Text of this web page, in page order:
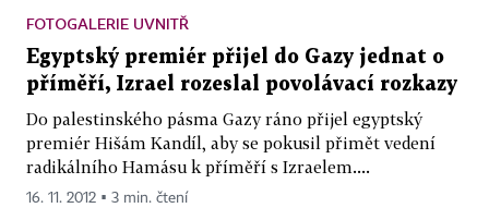
FOTOGALERIE UVNITŘ
Egyptský premiér přijel do Gazy jednat o
příměří, Izrael rozeslal povolávací rozkazy
Do palestinského pásma Gazy ráno přijel egyptský
premiér Hišám Kandíl, aby se pokusil přimět vedení
radikálního Hamásu k příměří s Izraelem....
16. 11. 2012 ▪ 3 min. čtení